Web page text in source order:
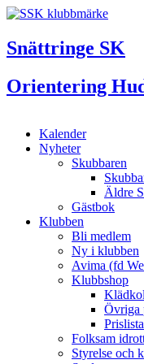
Snättringe SK
Orientering
Kalender
Nyheter
Skubbaren
Äldre
Gästbok
Klubben
Bli medlem
Ny i klubben
Avima (fd
Klubbshop
Övriga
Prislista
Folksam
Styrelse och